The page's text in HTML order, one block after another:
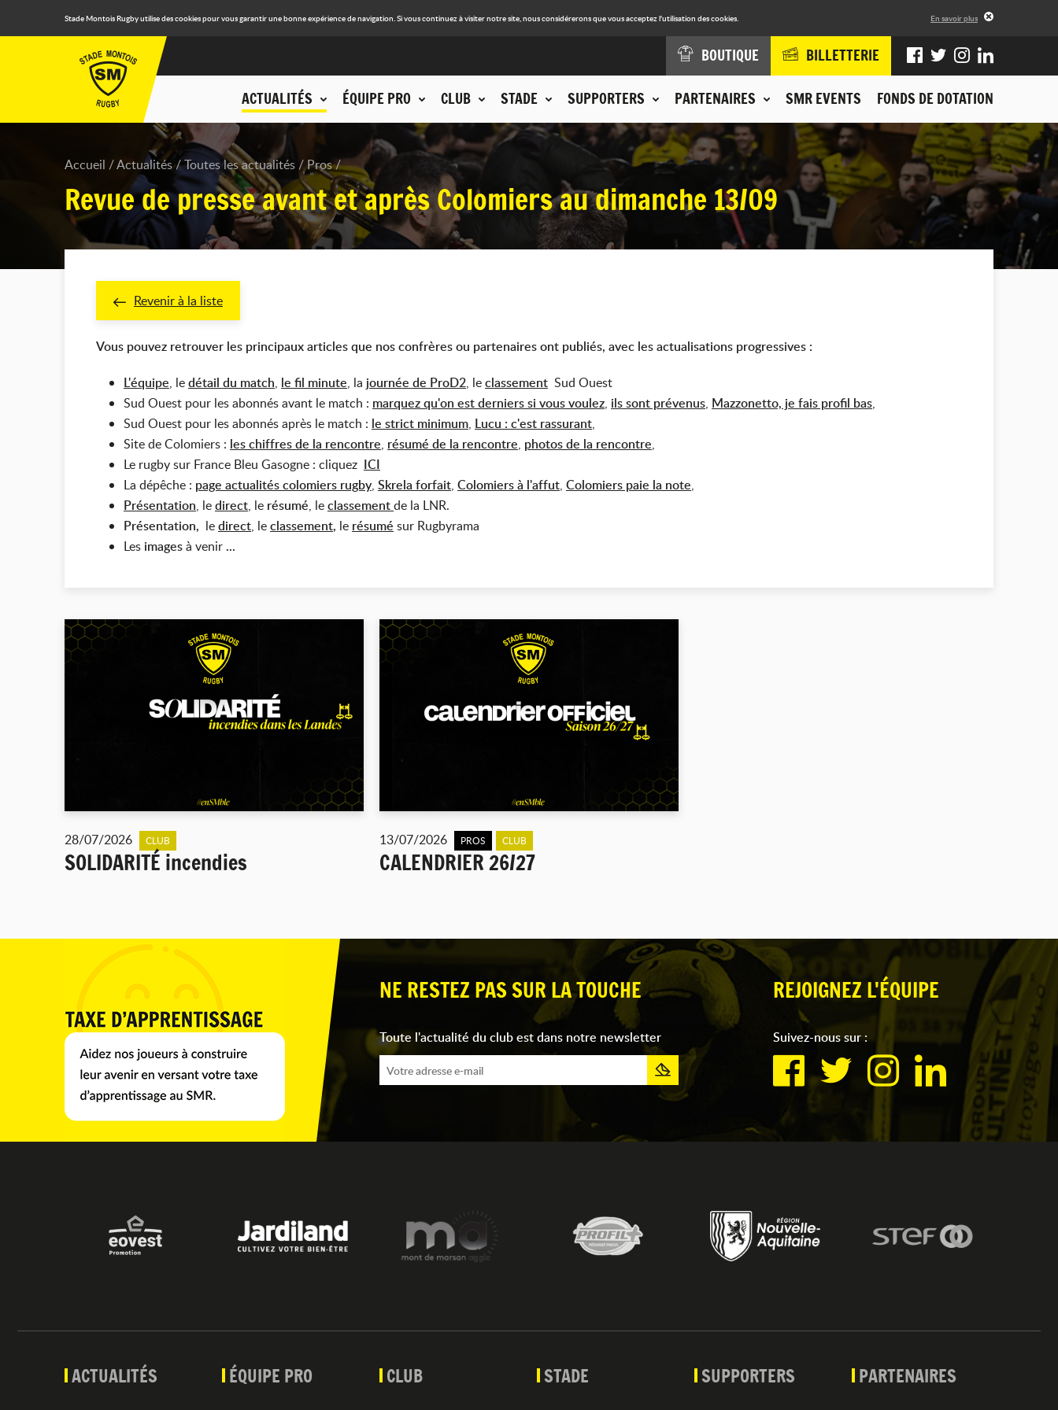
Stade Montois Rugby utilise des cookies pour vous garantir une bonne expérience de navigation. Si vous continuez à visiter notre site, nous considérerons que vous acceptez l'utilisation des cookies. En savoir plus
ACTUALITÉS ÉQUIPE PRO CLUB STADE SUPPORTERS PARTENAIRES SMR EVENTS FONDS DE DOTATION
BOUTIQUE BILLETTERIE
Accueil Actualités Toutes les actualités Pros
Revue de presse avant et après Colomiers au dimanche 13/09
Revenir à la liste
Vous pouvez retrouver les principaux articles que nos confrères ou partenaires ont publiés, avec les actualisations progressives :
L'équipe, ledétail du match, le fil minute, la journée de ProD2, leclassement Sud Ouest
Sud Ouest pour les abonnés avant le match : marquez qu'on est derniers si vous voulez, ils sont prévenus, Mazzonetto, je fais profil bas,
Sud Ouest pour les abonnés après le match : le strict minimum, Lucu : c'est rassurant,
Site de Colomiers : les chiffres de la rencontre, résumé de la rencontre, photos de la rencontre,
Le rugby sur France Bleu Gasogne : cliquez ICI
La dépêche : page actualités colomiers rugby, Skrela forfait, Colomiers à l'affut, Colomiers paie la note,
Présentation, ledirect, le résumé, leclassementde la LNR.
Présentation, ledirect, leclassement, le résumé sur Rugbyrama
Les imagesà venir ...
28/07/2026 CLUB
SOLIDARITÉ incendies
13/07/2026 PROS CLUB
CALENDRIER 26/27
NE RESTEZ PAS SUR LA TOUCHE
Toute l'actualité du club est dans notre newsletter
REJOIGNEZ L'ÉQUIPE
Suivez-nous sur :
ACTUALITÉS ÉQUIPE PRO CLUB STADE SUPPORTERS PARTENAIRES